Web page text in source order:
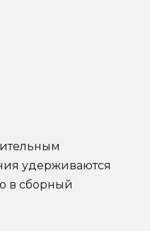
удерживаются
в сборный